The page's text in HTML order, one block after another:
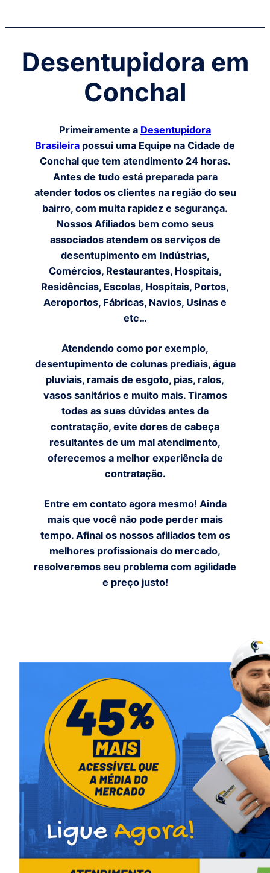
Desentupidora em
Conchal
Primeiramente a Desentupidora
Brasileira possui uma Equipe na Cidade de
Conchalque tem atendimento 24 horas.
Antes de tudo está preparada para
atender todos os clientes na região do seu
bairro, com muita rapidez e segurança.
Nossos Afiliados bem como seus
associados atendem os serviços de
desentupimento em Indústrias,
Comércios, Restaurantes, Hospitais,
Residências, Escolas, Hospitais, Portos,
Aeroportos, Fábricas, Navios, Usinas e
etc…
Atendendo como por exemplo,
desentupimento de colunas prediais, água
pluviais, ramais de esgoto, pias, ralos,
vasos sanitários e muito mais. Tiramos
todas as suas dúvidas antes da
contratação, evite dores de cabeça
resultantes de um mal atendimento,
oferecemos a melhor experiência de
contratação.
Entre em contato agora mesmo! Ainda
mais que você não pode perder mais
tempo. Afinal os nossos afiliados tem os
melhores profissionais do mercado,
resolveremos seu problema com agilidade
e preço justo!